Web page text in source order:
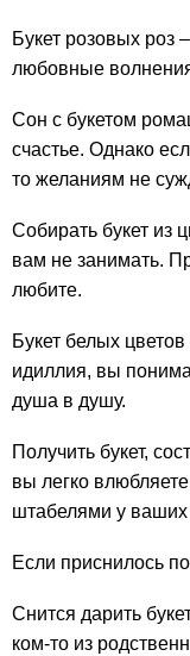
Букет розовых роз
любовные
Сон с букетом
счастье. Однако
то желаниям не
Собирать букет из
вам не занимать.
любите.
Букет белых
идиллия, вы
душа в душу.
Получить букет,
вы легко
штабелями у ваших
Если приснилось
Снится дарить
ком-то из